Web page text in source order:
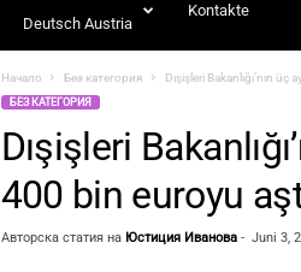
Deutsch Austria
Kontakte
Начало Без категория Dışişleri Bakanlığı’nın
БЕЗ КАТЕГОРИЯ
Dışişleri
400 bin euroyu
Авторска статия на Юстиция Иванова- Juni 3,